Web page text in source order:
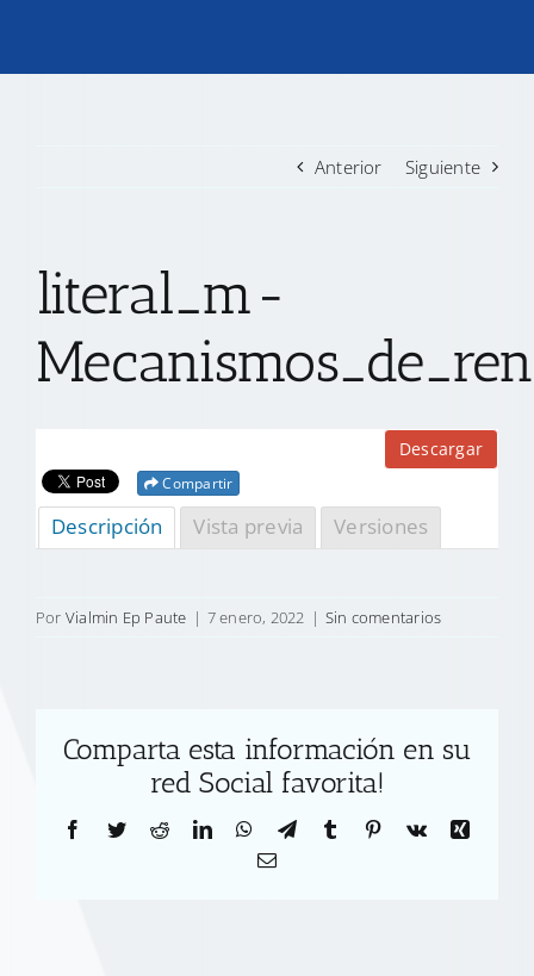
TRANSPARENCIA
CONTACTO
Anterior Siguiente
literal_m-
Descargar
Compartir
Descripción Vista previa Versiones
Por Vialmin Ep Paute | 7 enero, 2022 | Sin comentarios
Comparta esta información en su
red Social favorita!
Facebook
TwitterRedditLinkedInWhatsApp
TelegramTumblr Pinterest
Vk
Xing
Correo